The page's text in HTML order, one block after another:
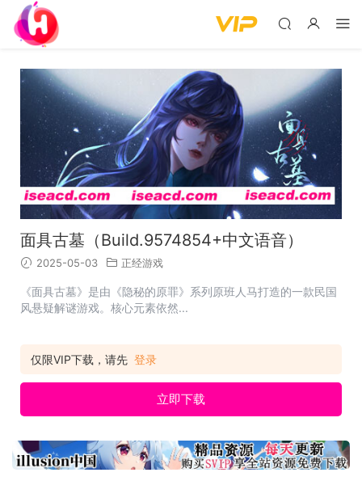
面具古墓（Build.9574854+中文语音）
2025-05-03 正经游戏
《面具古墓》是由《隐秘的原罪》系列原班人马打造的一款民国
风悬疑解谜游戏。核心元素依然...
仅限VIP下载，请先 登录
立即下载